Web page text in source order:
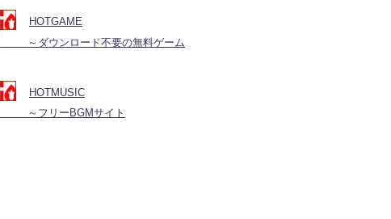
HOTGAME
～ダウンロード不要の無料ゲーム
HOTMUSIC
～フリーBGMサイト